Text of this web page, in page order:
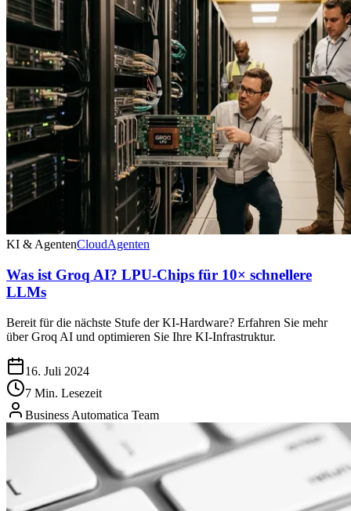
KI & AgentenCloudAgenten
Was ist Groq AI? LPU-Chips für 10× schnellere
LLMs
Bereit für die nächste Stufe der KI-Hardware? Erfahren Sie mehr
über Groq AI und optimieren Sie Ihre KI-Infrastruktur.
16. Juli 2024
7 Min. Lesezeit
Business Automatica Team